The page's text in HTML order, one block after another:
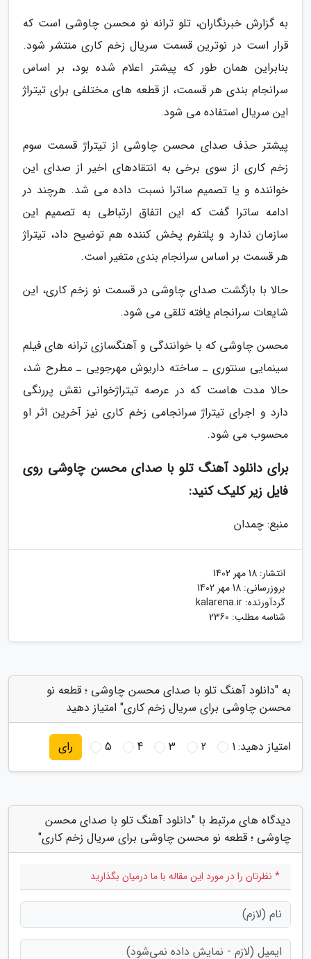
به گزارش خبرنگاران، تلو ترانه نو محسن چاوشی است که
قرار است در نوترین قسمت سریال زخم کاری منتشر شود.
بنابراین همان طور که پیشتر اعلام شده بود، بر اساس
سرانجام بندی هر قسمت، از قطعه های مختلفی برای تیتراژ
این سریال استفاده می شود.
پیشتر حذف صدای محسن چاوشی از تیتراژ قسمت سوم
زخم کاری از سوی برخی به انتقادهای اخیر از صدای این
خواننده و یا تصمیم ساترا نسبت داده می شد. هرچند در
ادامه ساترا گفت که این اتفاق ارتباطی به تصمیم این
سازمان ندارد و پلتفرم پخش کننده هم توضیح داد، تیتراژ
هر قسمت بر اساس سرانجام بندی متغیر است.
حالا با بازگشت صدای چاوشی در قسمت نو زخم کاری، این
شایعات سرانجام یافته تلقی می شود.
محسن چاوشی که با خوانندگی و آهنگسازی ترانه های فیلم
سینمایی سنتوری ـ ساخته داریوش مهرجویی ـ مطرح شد،
حالا مدت هاست که در عرصه تیتراژخوانی نقش پررنگی
دارد و اجرای تیتراژ سرانجامی زخم کاری نیز آخرین اثر او
محسوب می شود.
برای دانلود آهنگ تلو با صدای محسن چاوشی روی
فایل زیر کلیک کنید:
منبع: چمدان
انتشار: 18 مهر 1402
بروزرسانی: 18 مهر 1402
گردآورنده: kalarena.ir
شناسه مطلب: 2360
به "دانلود آهنگ تلو با صدای محسن چاوشی ؛ قطعه نو
محسن چاوشی برای سریال زخم کاری" امتیاز دهید
امتیاز دهید:1
2
3
4
5 رای
دیدگاه های مرتبط با "دانلود آهنگ تلو با صدای محسن
چاوشی ؛ قطعه نو محسن چاوشی برای سریال زخم کاری"
* نظرتان را در مورد این مقاله با ما درمیان بگذارید